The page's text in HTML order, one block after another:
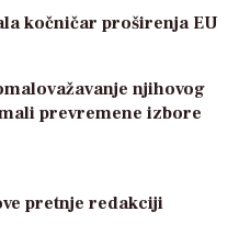
kočničar proširenja EU
njihovog
prevremene izbore
pretnje redakciji